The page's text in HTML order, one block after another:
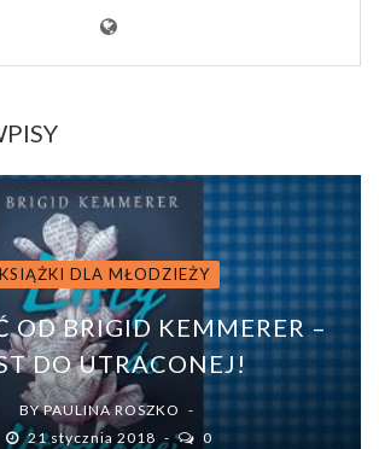
KSIĄŻKI DLA MŁODZIEŻY
OD BRIGID KEMMERER –
DO UTRACONEJ!
BYPAULINA ROSZKO
21 stycznia 2018
0